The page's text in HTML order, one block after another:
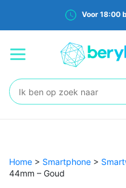
Voor 18:00
Zoeken:
Home > Smartphone >
44mm – Goud